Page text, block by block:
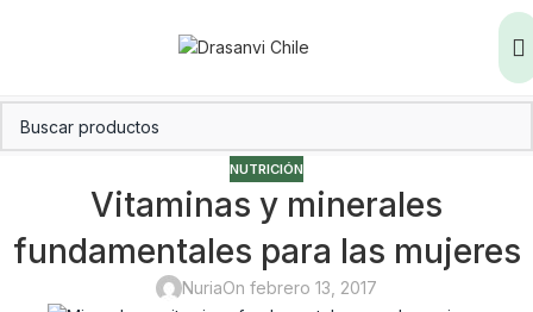
NUTRICIÓN
Vitaminas y minerales
fundamentales para las mujeres
NuriaOn febrero 13, 2017